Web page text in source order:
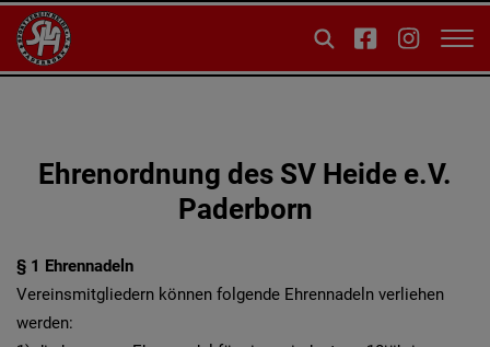
Ehrenordnung des SV Heide e.V.
Paderborn
§ 1 Ehrennadeln
Vereinsmitgliedern können folgende Ehrennadeln verliehen
werden: